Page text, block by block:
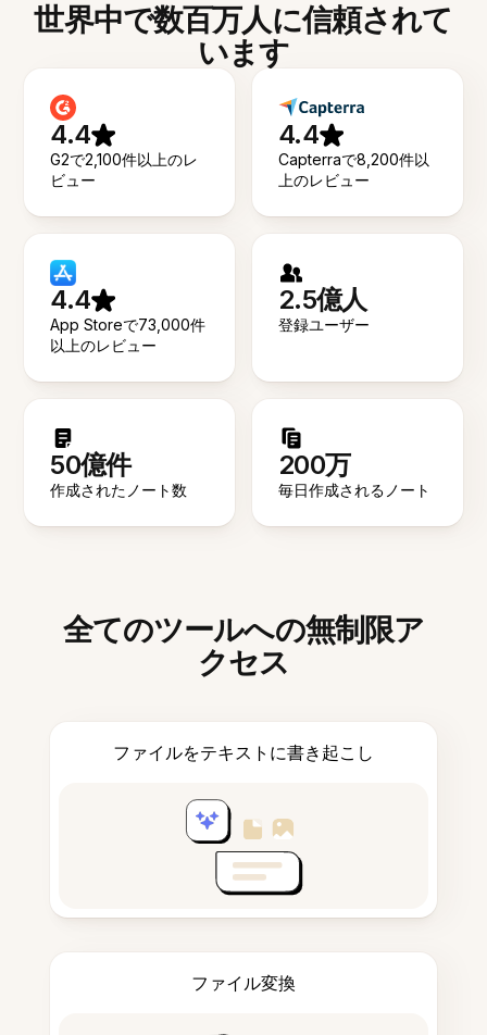
世界中で数百万人に信頼されて
います
4.4
G2で2,100件以上のレ
ビュー
4.4
Capterraで8,200件以
上のレビュー
4.4
App Storeで73,000件
以上のレビュー
2.5億人
登録ユーザー
50億件
作成されたノート数
200万
毎日作成されるノート
全てのツールへの無制限ア
クセス
ファイルをテキストに書き起こし
ファイル変換